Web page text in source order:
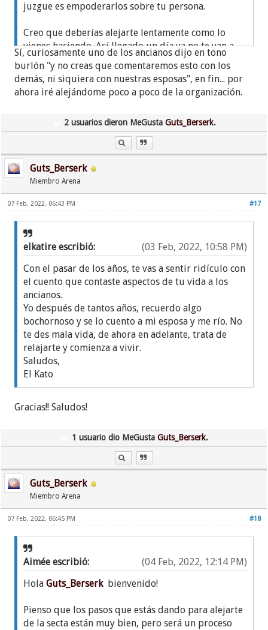
juzgue es empoderarlos sobre tu persona.
Creo que deberías alejarte lentamente como lo
vienes haciendo. Así llegado un día ya no te van a
buscar para interrogarte.
Sí, curiosamente uno de los ancianos dijo en tono
burlón "y no creas que comentaremos esto con los
demás, ni siquiera con nuestras esposas", en fin... por
ahora iré alejándome poco a poco de la organización.
2 usuarios dieron MeGusta Guts_Berserk.
Guts_Berserk
Miembro Arena
#17
07 Feb, 2022, 06:43 PM
(03 Feb, 2022, 10:58 PM)
elkatire escribió:
Con el pasar de los años, te vas a sentir ridículo con
el cuento que contaste aspectos de tu vida a los
ancianos.
Yo después de tantos años, recuerdo algo
bochornoso y se lo cuento a mi esposa y me río. No
te des mala vida, de ahora en adelante, trata de
relajarte y comienza a vivir.
Saludos,
El Kato
Gracias!! Saludos!
1 usuario dio MeGusta Guts_Berserk.
Guts_Berserk
Miembro Arena
#18
07 Feb, 2022, 06:45 PM
(04 Feb, 2022, 12:14 PM)
Aimée escribió:
HolaGuts_Berserkbienvenido!
Pienso que los pasos que estás dando para alejarte
de la secta están muy bien, pero será un proceso